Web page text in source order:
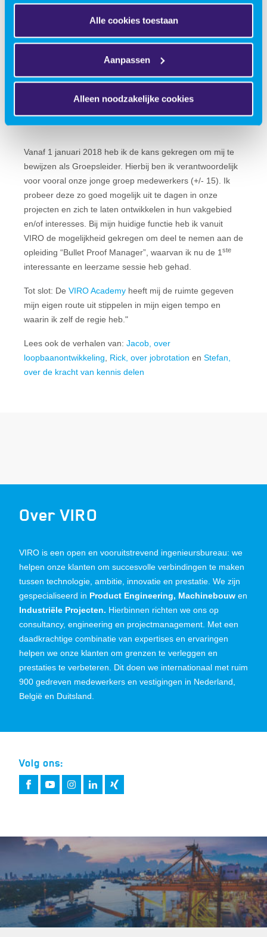
Alle cookies toestaan
Aanpassen
Alleen noodzakelijke cookies
partij namelijk cruciaal voor elk project!
Na een goede 3-4 jaar te hebben gewerkt als
klanten als DAF, AGCO, SCANIA en RAVO en begon
ik een redelijk vast team om mij heen te krijgen.
Vanaf 1 januari 2018 heb ik de kans gekregen om mij te
bewijzen als Groepsleider. Hierbij ben ik verantwoordelijk
voor vooral onze jonge groep medewerkers (+/- 15). Ik
probeer deze zo goed mogelijk uit te dagen in onze
projecten en zich te laten ontwikkelen in hun vakgebied
en/of interesses. Bij mijn huidige functie heb ik vanuit
VIRO de mogelijkheid gekregen om deel te nemen aan de
opleiding “Bullet Proof Manager”, waarvan ik nu de 1 ste
interessante en leerzame sessie heb gehad.
Tot slot: De VIRO Academy heeft mij de ruimte gegeven
mijn eigen route uit stippelen in mijn eigen tempo en
waarin ik zelf de regie heb."
Lees ook de verhalen van: Jacob, over
loopbaanontwikkeling
Rick, over jobrotation en Stefan,
over de kracht van kennis delen
Over VIRO
VIRO is een open en vooruitstrevend ingenieursbureau: we
helpen onze klanten om succesvolle verbindingen te maken
tussen technologie, ambitie, innovatie en prestatie. We zijn
gespecialiseerd in Product Engineering, Machinebouw en
Industriële Projecten. Hierbinnen richten we ons op
consultancy, engineering en projectmanagement. Met een
daadkrachtige combinatie van expertises en ervaringen
helpen we onze klanten om grenzen te verleggen en
prestaties te verbeteren. Dit doen we internationaal met ruim
900 gedreven medewerkers en vestigingen in Nederland,
België en Duitsland.
Volg ons: